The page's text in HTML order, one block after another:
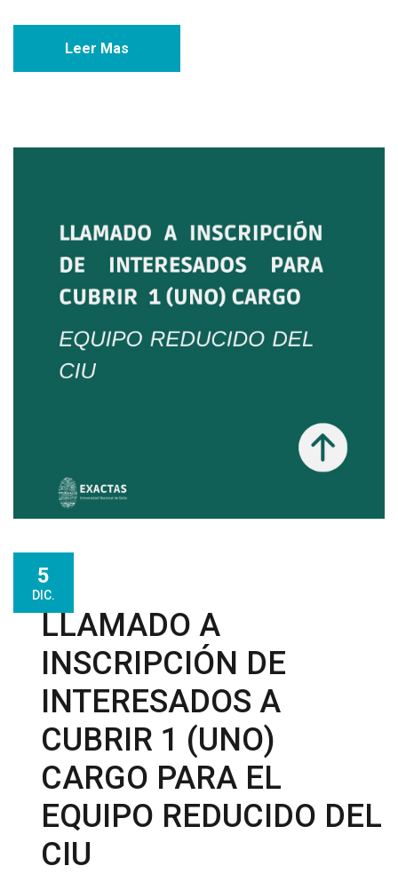
Leer Mas
5
DIC.
LLAMADO A
INSCRIPCIÓN DE
INTERESADOS A
CUBRIR 1 (UNO)
CARGO PARA EL
EQUIPO REDUCIDO DEL
CIU